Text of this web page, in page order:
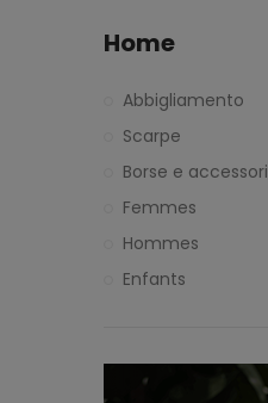
Home
Abbigliamento
Scarpe
Borse e accessori
Femmes
Hommes
Enfants